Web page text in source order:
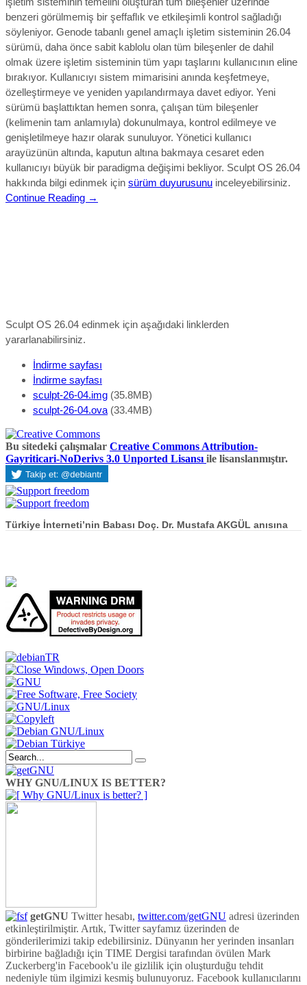
benzeri görülmemiş bir şeffaflık ve etkileşimli kontrol sağladığı
söyleniyor. Genode tabanlı genel amaçlı işletim sisteminin 26.04
sürümü, daha önce sabit kablolu olan tüm bileşenler de dahil
olmak üzere işletim sisteminin tüm yapı taşlarını kullanıcının eline
bırakıyor. Kullanıcıyı sistem mimarisini anında keşfetmeye,
özelleştirmeye ve yeniden yapılandırmaya davet ediyor. Yeni
sürümü başlattıktan hemen sonra, çalışan tüm bileşenler
(kelimenin tam anlamıyla) dokunulmaya, kontrol edilmeye ve
genişletilmeye hazır olarak sunuluyor. Yönetici kullanıcı
arayüzünün altında, kaputun altına bakmaya cesaret eden
kullanıcıyı büyük bir paradigma değişimi bekliyor. Sculpt OS 26.04
hakkında bilgi edinmek için sürüm duyurusunu inceleyebilirsiniz.
Continue Reading →
Sculpt OS 26.04 edinmek için aşağıdaki linklerden
yararlanabilirsiniz.
İndirme sayfası
İndirme sayfası
sculpt-26-04.img (35.8MB)
sculpt-26-04.ova (33.4MB)
Bu sitedeki çalışmalar Creative Commons Attribution-
Gayriticari-NoDerivs 3.0 Unported Lisansı ile lisanslanmıştır.
Türkiye İnterneti’nin Babası Doç. Dr. Mustafa AKGÜL anısına
WHY GNU/LINUX IS BETTER?
getGNU Twitter hesabı, twitter.com/getGNU adresi üzerinden
etkinleştirilmiştir. Artık, Twitter sayfamız üzerinden de
gönderilerimizi takip edebilirsiniz. Dünyanın her yerinden insanları
birbirine bağladığı için TIME Dergisi tarafından övülen Mark
Zuckerberg'in Facebook'u ile gizlilik için oluşturduğu tehdit
nedeniyle tüm ilgimizi kesmiş bulunuyoruz. Facebook kullanıcılarını